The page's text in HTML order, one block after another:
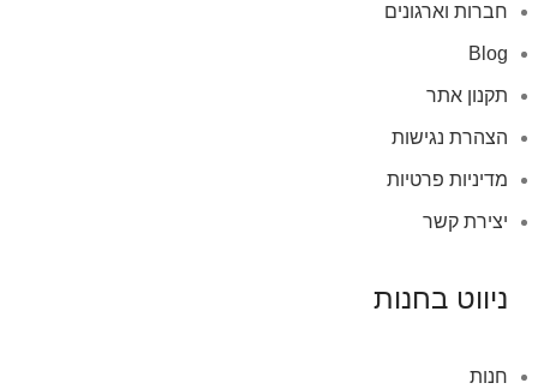
חברות וארגונים
Blog
תקנון אתר
הצהרת נגישות
מדיניות פרטיות
יצירת קשר
ניווט בחנות
חנות